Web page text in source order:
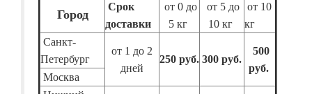
Город
Срок
доставки
от 0 до
5 кг
от 5 до
10 кг
от 10
кг
Санкт-
Петербург
от 1 до 2
дней
250 руб. 300 руб.
500
руб.
Москва